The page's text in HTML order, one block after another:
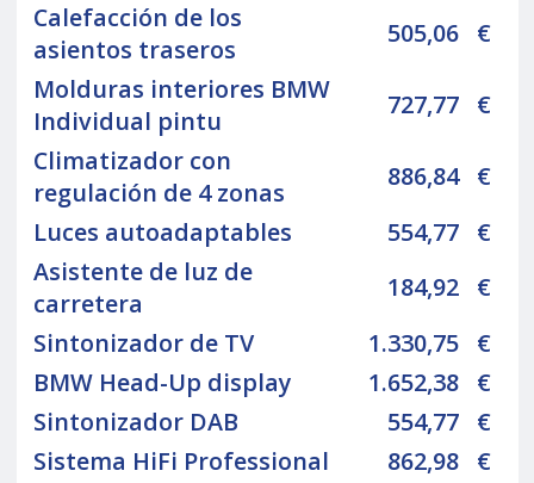
Calefacción de los
asientos traseros
505,06 €
Molduras interiores BMW
Individual pintu
727,77 €
Climatizador con
regulación de 4 zonas
886,84 €
Luces autoadaptables
554,77 €
Asistente de luz de
carretera
184,92 €
Sintonizador de TV
1.330,75 €
BMW Head-Up display
1.652,38 €
Sintonizador DAB
554,77 €
Sistema HiFi Professional
862,98 €